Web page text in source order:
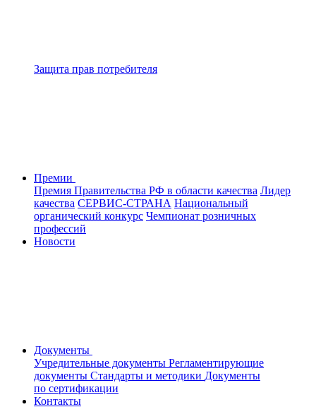
Защита прав потребителя
Премии
Премия Правительства РФ в области качества Лидер
качества СЕРВИС-СТРАНА Национальный
органический конкурс Чемпионат розничных
профессий
Новости
Документы
Учредительные документы Регламентирующие
документы Стандарты и методики Документы
по сертификации
Контакты